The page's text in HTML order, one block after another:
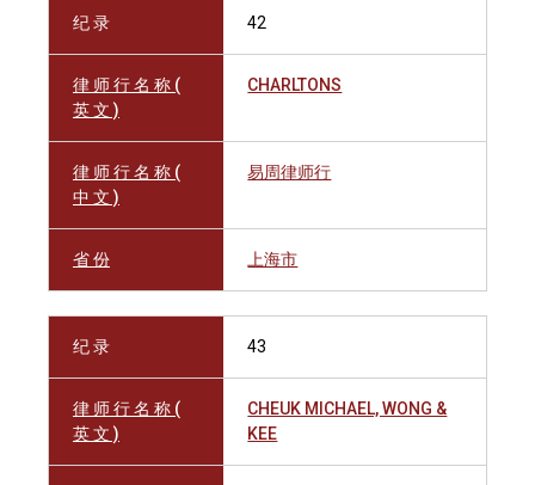
纪 录 42
律 师 行 名 称 (
英 文 )
CHARLTONS
律 师 行 名 称 (
中 文 )
易周律师行
省 份 上海市
纪 录 43
律 师 行 名 称 (
英 文 )
CHEUK MICHAEL, WONG &
KEE